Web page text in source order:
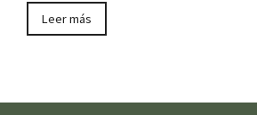
Leer más